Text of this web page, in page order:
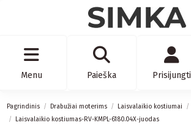
Menu Paieška Prisijungti
Pagrindinis Drabužiai moterims Laisvalaikio kostiumai
Laisvalaikio kostiumas-RV-KMPL-6180.04X-juodas